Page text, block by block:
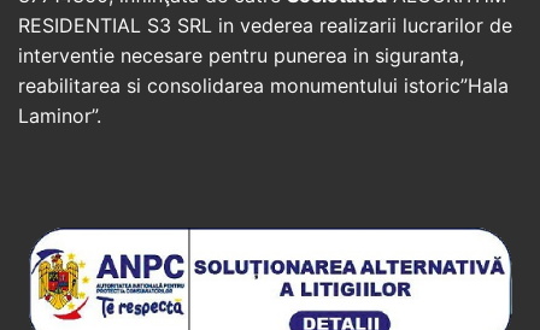
RESIDENTIAL S3 SRL in vederea realizarii lucrarilor de
interventie necesare pentru punerea in siguranta,
reabilitarea si consolidarea monumentului istoric”Hala
Laminor”.